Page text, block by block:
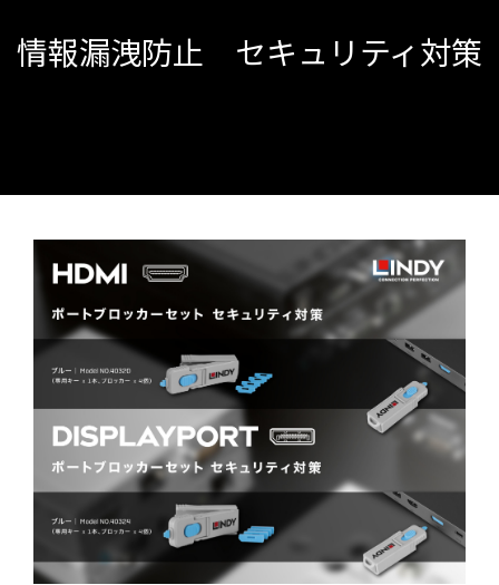
情報漏洩防止 セキュリティ対策